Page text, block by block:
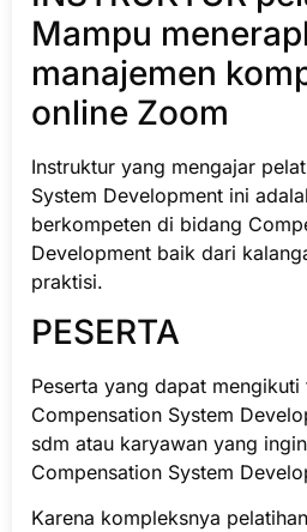
Mampu
manajemen
online Zoom
Instruktur yang mengajar
System Development ini
berkompeten di bidang
Development baik dari
praktisi.
PESERTA
Peserta yang dapat mengikuti
Compensation System
sdm atau karyawan yang
Compensation System
Karena kompleksnya